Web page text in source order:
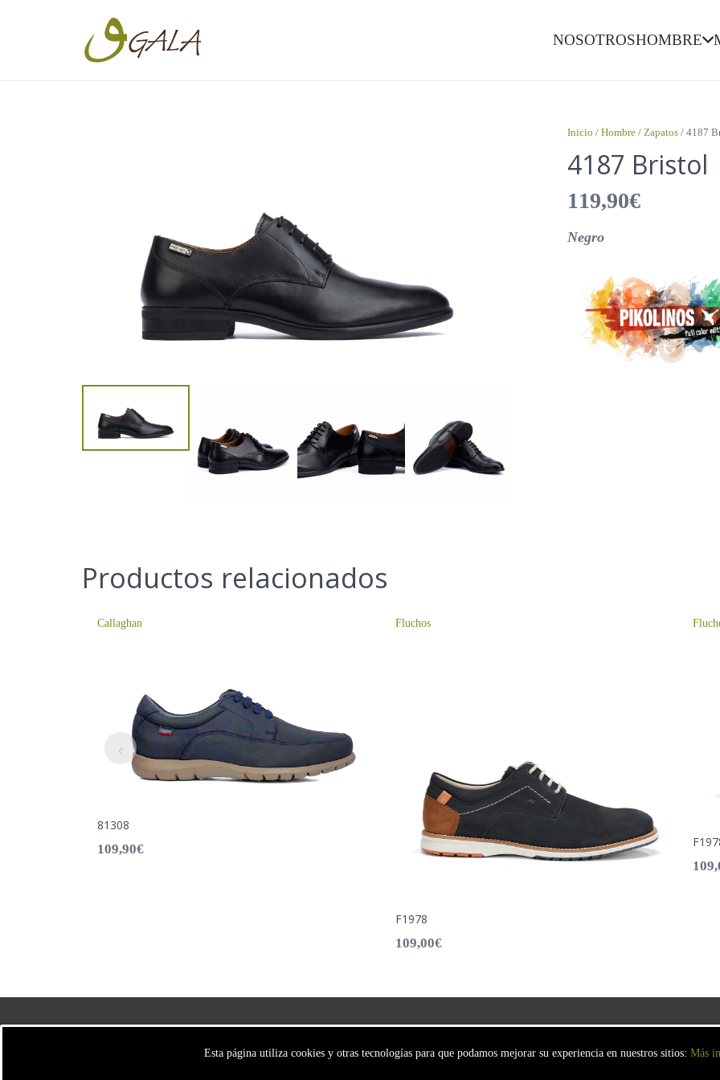
NOSOTROSHOMBRE
Inicio /Hombre /Zapatos / 4187
4187 Bristol
119,90€
Negro
Productos relacionados
Callaghan
81308
109,90€
Fluchos
F1978
109,00€
Esta página utiliza cookies y otras tecnologías para que podamos mejorar su experiencia en nuestros sitios: Más